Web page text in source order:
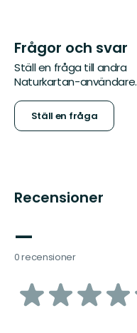
Frågor och svar
Ställ en fråga till andra
Naturkartan-användare.
Ställ en fråga
Recensioner
—
0 recensioner
av